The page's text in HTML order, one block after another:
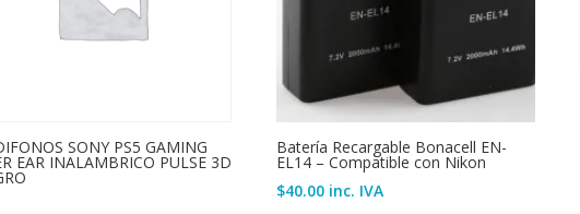
SONY PS5 GAMING
EAR INALAMBRICO PULSE 3D
Batería Recargable Bonacell EN-
EL14 – Compatible con Nikon
$40.00 inc. IVA